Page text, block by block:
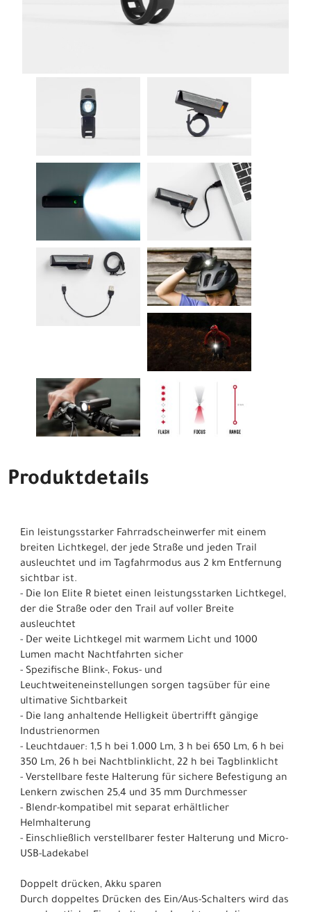
Produktdetails
Ein leistungsstarker Fahrradscheinwerfer mit einem
breiten Lichtkegel, der jede Straße und jeden Trail
ausleuchtet und im Tagfahrmodus aus 2 km Entfernung
sichtbar ist.
- Die Ion Elite R bietet einen leistungsstarken Lichtkegel,
der die Straße oder den Trail auf voller Breite
ausleuchtet
- Der weite Lichtkegel mit warmem Licht und 1000
Lumen macht Nachtfahrten sicher
- Spezifische Blink-, Fokus- und
Leuchtweiteneinstellungen sorgen tagsüber für eine
ultimative Sichtbarkeit
- Die lang anhaltende Helligkeit übertrifft gängige
Industrienormen
- Leuchtdauer: 1,5 h bei 1.000 Lm, 3 h bei 650 Lm, 6 h bei
350 Lm, 26 h bei Nachtblinklicht, 22 h bei Tagblinklicht
- Verstellbare feste Halterung für sichere Befestigung an
Lenkern zwischen 25,4 und 35 mm Durchmesser
- Blendr-kompatibel mit separat erhältlicher
Helmhalterung
- Einschließlich verstellbarer fester Halterung und Micro-
USB-Ladekabel
Doppelt drücken, Akku sparen
Durch doppeltes Drücken des Ein/Aus-Schalters wird das